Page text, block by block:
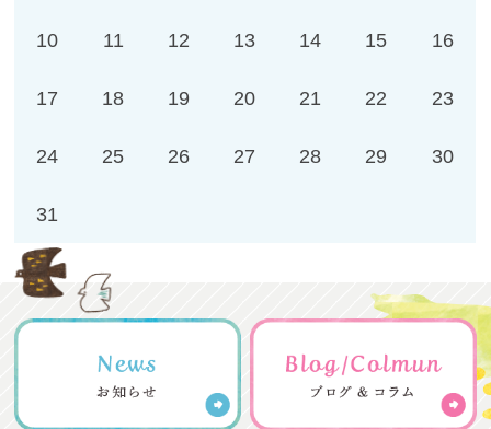
10 11 12 13 14 15 16
17 18 19 20 21 22 23
24 25 26 27 28 29 30
31